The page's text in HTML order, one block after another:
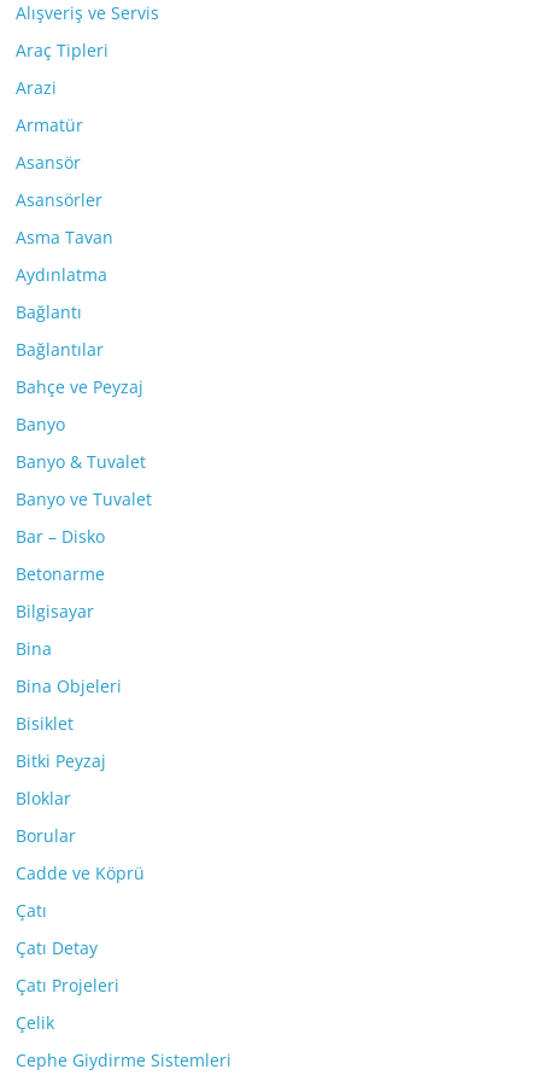
Alışveriş ve Servis
Araç Tipleri
Arazi
Armatür
Asansör
Asansörler
Asma Tavan
Aydınlatma
Bağlantı
Bağlantılar
Bahçe ve Peyzaj
Banyo
Banyo & Tuvalet
Banyo ve Tuvalet
Bar – Disko
Betonarme
Bilgisayar
Bina
Bina Objeleri
Bisiklet
Bitki Peyzaj
Bloklar
Borular
Cadde ve Köprü
Çatı
Çatı Detay
Çatı Projeleri
Çelik
Cephe Giydirme Sistemleri